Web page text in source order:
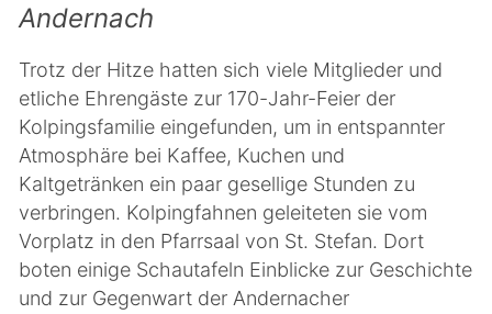
Andernach
Trotz der Hitze hatten sich viele Mitglieder und
etliche Ehrengäste zur 170-Jahr-Feier der
Kolpingsfamilie eingefunden, um in entspannter
Atmosphäre bei Kaffee, Kuchen und
Kaltgetränken ein paar gesellige Stunden zu
verbringen. Kolpingfahnen geleiteten sie vom
Vorplatz in den Pfarrsaal von St. Stefan. Dort
boten einige Schautafeln Einblicke zur Geschichte
und zur Gegenwart der Andernacher